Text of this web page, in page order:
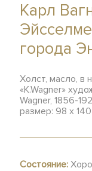
Карл
города
Холст, масло, в
«K.Wagner»
Wagner, 1856-
размер: 98 х
Состояние: